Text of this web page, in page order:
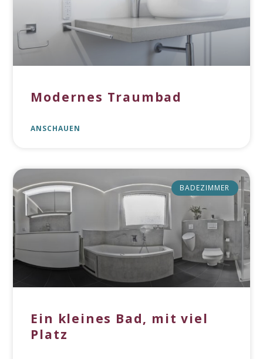
Modernes Traumbad
ANSCHAUEN
BADEZIMMER
Ein kleines Bad, mit viel
Platz